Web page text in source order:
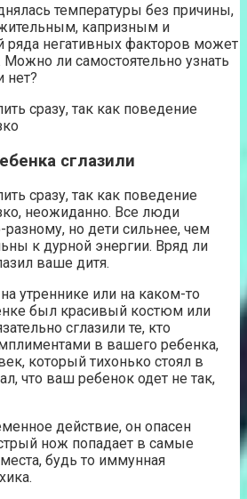
температуры без причины,
капризным и
ряда негативных факторов может
Можно ли самостоятельно узнать
нет?
сразу, так как поведение
сглазили
сразу, так как поведение
неожиданно. Все люди
но дети сильнее, чем
к дурной энергии. Вряд ли
ваше дитя.
утреннике или на каком-то
был красивый костюм или
сглазили те, кто
в вашего ребенка,
который тихонько стоял в
что ваш ребенок одет не так,
действие, он опасен
нож попадает в самые
будь то иммунная